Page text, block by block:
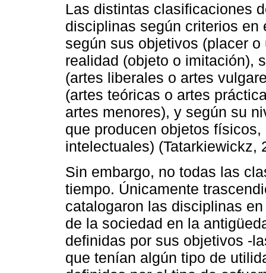
Las distintas clasificaciones
disciplinas según criterios
según sus objetivos (placer
realidad (objeto o imitación),
(artes liberales o artes
(artes teóricas o artes
artes menores), y según su
que producen objetos
intelectuales) (Tatarkiewickz,
Sin embargo, no todas las
tiempo. Únicamente
catalogaron las disciplinas
de la sociedad en la
definidas por sus objetivos -
que tenían algún tipo de